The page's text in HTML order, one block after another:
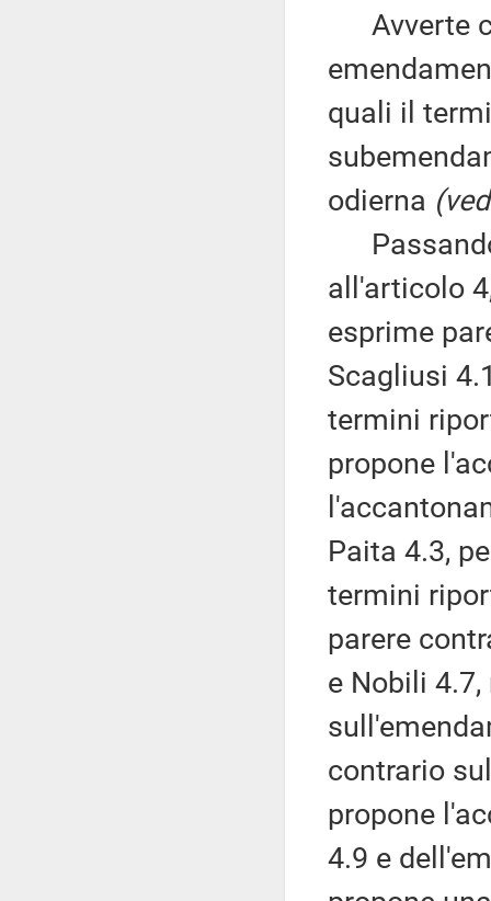
Avverte
quali il
odierna
all'articolo
esprime
Scagliusi
termini
propone
Paita 4.3,
termini
parere
e Nobili
contrario
propone
4.9 e